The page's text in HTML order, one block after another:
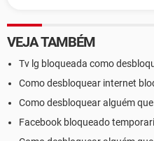
VEJA TAMBÉM
Tv lg bloqueada como
Como desbloquear internet
Como desbloquear alguém
Facebook bloqueado